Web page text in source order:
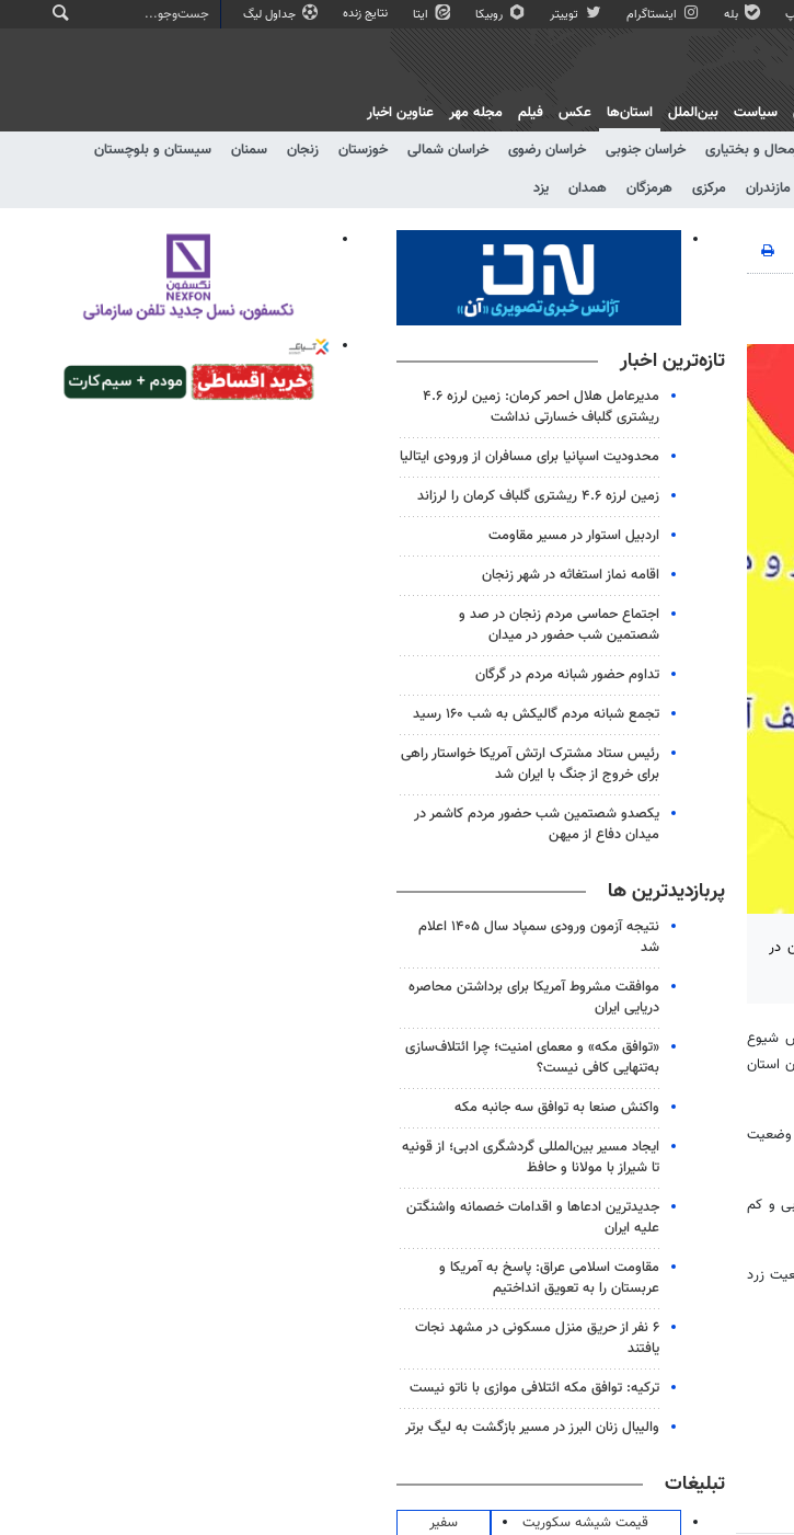
بله اینستاگرام توییتر روبیکا ایتا نتایج زنده جداول لیگ
سیاست بین‌الملل
استان‌ها
و بختیاری خراسان جنوبی خراسان رضوی خراسان شمالی خوزستان زنجان سمنان
سیستان و بلوچستان
مازندران مرکزی هرمزگان همدان یزد
عکس فیلم مجله مهر عناوین اخبار
این استان در
شیوع
شهرستان در وضعیت نارنجی، ۸ شهرستان استان
وضعیت
و کم
زرد
تازه‌ترین اخبار
مدیرعامل هلال احمر کرمان: زمین لرزه ۴.۶
ریشتری گلباف خسارتی نداشت
محدودیت اسپانیا برای مسافران از ورودی ایتالیا
زمین لرزه ۴.۶ ریشتری گلباف کرمان را لرزاند
اردبیل استوار در مسیر مقاومت
اقامه نماز استغاثه در شهر زنجان
اجتماع حماسی مردم زنجان در صد و
شصتمین شب حضور در میدان
تداوم حضور شبانه مردم در گرگان
تجمع شبانه مردم گالیکش به شب ۱۶۰ رسید
رئیس ستاد مشترک ارتش آمریکا خواستار راهی
برای خروج از جنگ با ایران شد
یکصدو شصتمین شب حضور مردم کاشمر در
میدان دفاع از میهن
پربازدیدترین ها
نتیجه آزمون ورودی سمپاد سال ۱۴۰۵ اعلام
شد
موافقت مشروط آمریکا برای برداشتن محاصره
دریایی ایران
«توافق مکه» و معمای امنیت؛ چرا ائتلاف‌سازی
به‌تنهایی کافی نیست؟
واکنش صنعا به توافق سه جانبه مکه
ایجاد مسیر بین‌المللی گردشگری ادبی؛ از قونیه
تا شیراز با مولانا و حافظ
جدیدترین ادعاها و اقدامات خصمانه واشنگتن
علیه ایران
مقاومت اسلامی عراق: پاسخ به آمریکا و
عربستان را به تعویق انداختیم
۶ نفر از حریق منزل مسکونی در مشهد نجات
یافتند
ترکیه: توافق مکه ائتلافی موازی با ناتو نیست
والیبال زنان البرز در مسیر بازگشت به لیگ برتر
تبلیغات
قیمت شیشه سکوریت
سفیر